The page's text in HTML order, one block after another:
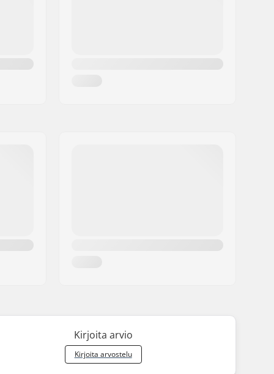
Kirjoita arvio
Kirjoita arvostelu